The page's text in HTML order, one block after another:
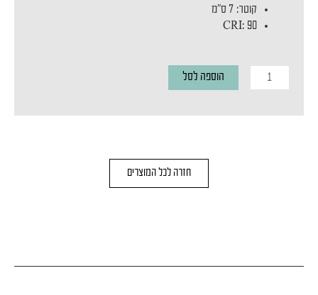
קוטר: 7 ס"מ
CRI: 90
LIRAN
הוספה לסל
חזרה לכל המוצרים